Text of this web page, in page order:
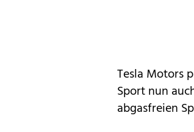
Tesla Motors
Sport nun
abgasfreien